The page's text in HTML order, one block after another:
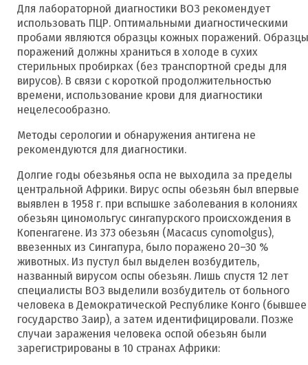
Для лабораторной диагностики ВОЗ рекомендует
использовать ПЦР. Оптимальными диагностическими
пробами являются образцы кожных поражений. Образцы
поражений должны храниться в холоде в сухих
стерильных пробирках (без транспортной среды для
вирусов). В связи с короткой продолжительностью
времени, использование крови для диагностики
нецелесообразно.
Методы серологии и обнаружения антигена не
рекомендуются для диагностики.
Долгие годы обезьянья оспа не выходила за пределы
центральной Африки. Вирус оспы обезьян был впервые
выявлен в 1958 г. при вспышке заболевания в колониях
обезьян циномольгус сингапурского происхождения в
Копенгагене. Из 373 обезьян (Macacus cynomolgus),
ввезенных из Сингапура, было поражено 20–30 %
животных. Из пустул был выделен возбудитель,
названный вирусом оспы обезьян. Лишь спустя 12 лет
специалисты ВОЗ выделили возбудитель от больного
человека в Демократической Республике Конго (бывшее
государство Заир), а затем идентифицировали. Позже
случаи заражения человека оспой обезьян были
зарегистрированы в 10 странах Африки: